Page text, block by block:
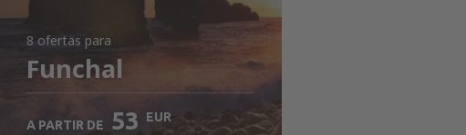
8 ofertas para
Funchal
A PARTIR DE 53 EUR